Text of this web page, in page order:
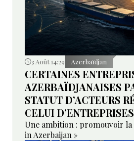
3 Août 14:29 Azerbaïdjan
CERTAINES
AZERBAÏDJANAISES
STATUT D’ACTEURS
CELUI
Une ambition : promouvoir la
in Azerbaijan »